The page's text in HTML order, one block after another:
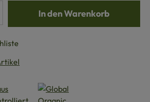
Gib den gewünschten
In den Warenkorb